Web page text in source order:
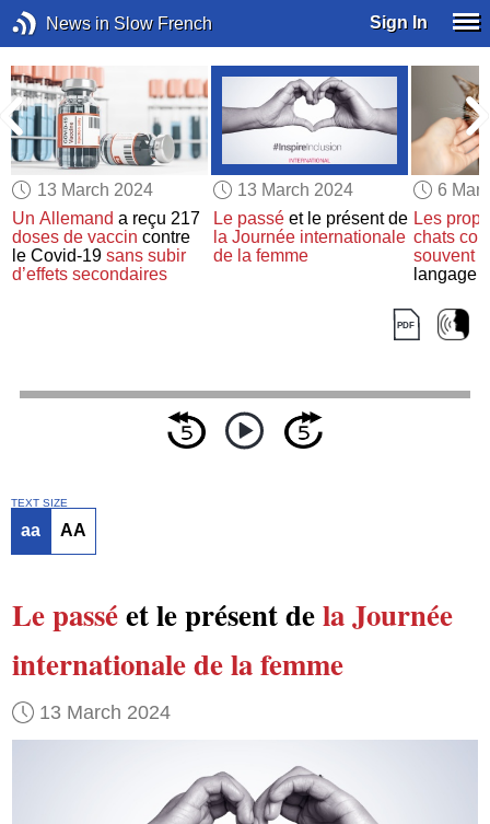
News in Slow French Sign In
13 March 2024
Un Allemand a reçu 217
doses de vaccin contre
le Covid-19sans subir
d’effets secondaires
13 March 2024
Le passéet le présent de
la Journée internationale
de la femme
6
Les
chats
souvent
langage
TEXT SIZE
aa AA
Le passéet le présent dela Journée
internationale de la femme
13 March 2024